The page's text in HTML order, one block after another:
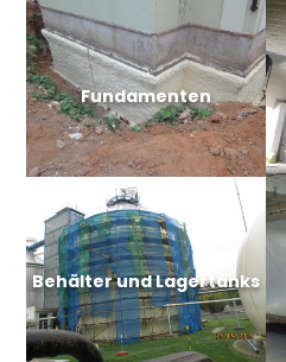
Fundamenten
Behälter und Lagertanks